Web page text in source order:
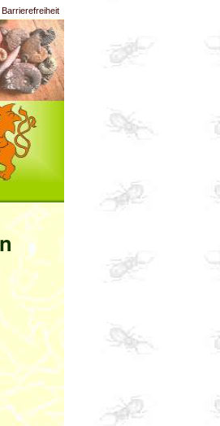
Barrierefreiheit